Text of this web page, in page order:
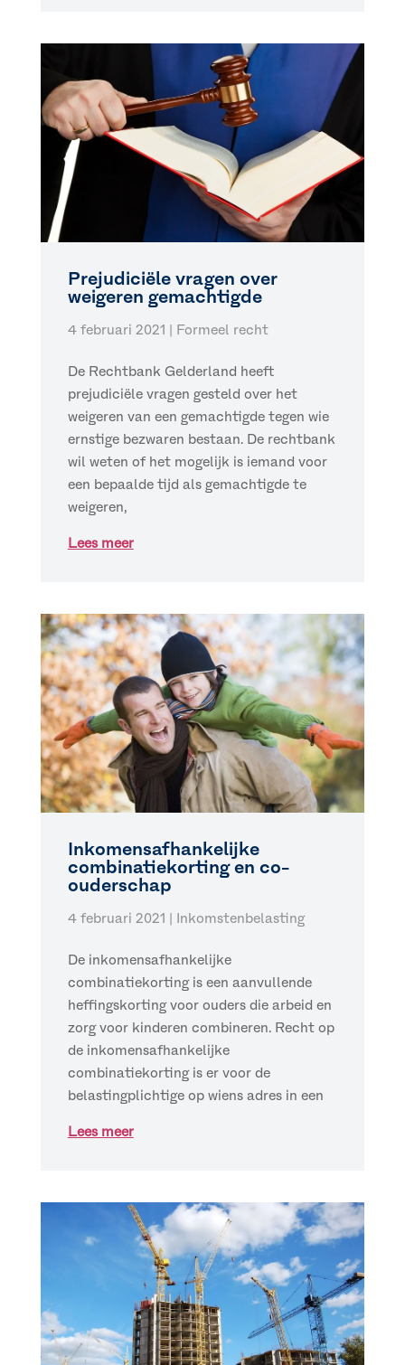
Prejudiciële vragen over
weigeren gemachtigde
4 februari 2021 | Formeel recht
De Rechtbank Gelderland heeft
prejudiciële vragen gesteld over het
weigeren van een gemachtigde tegen wie
ernstige bezwaren bestaan. De rechtbank
wil weten of het mogelijk is iemand voor
een bepaalde tijd als gemachtigde te
weigeren,
Lees meer
Inkomensafhankelijke
combinatiekorting en co-
ouderschap
4 februari 2021 | Inkomstenbelasting
De inkomensafhankelijke
combinatiekorting is een aanvullende
heffingskorting voor ouders die arbeid en
zorg voor kinderen combineren. Recht op
de inkomensafhankelijke
combinatiekorting is er voor de
belastingplichtige op wiens adres in een
Lees meer